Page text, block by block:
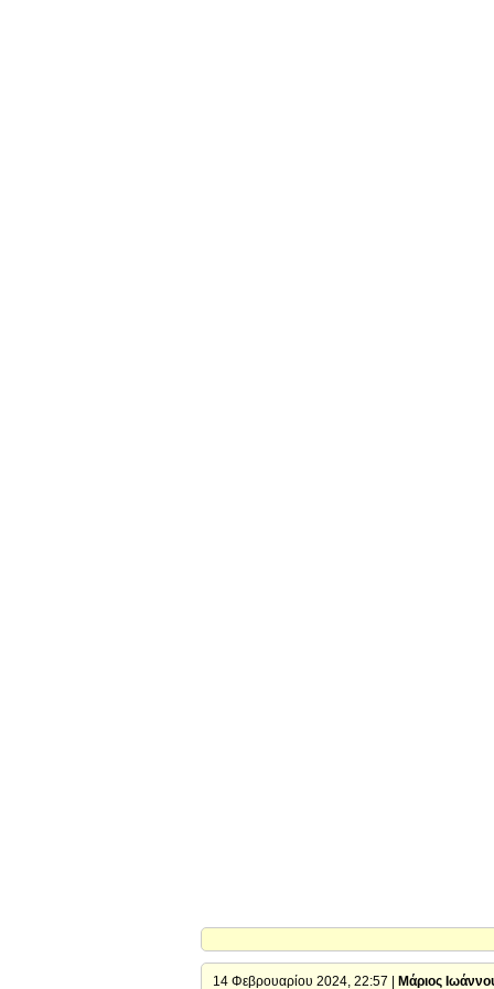
14 Φεβρουαρίου 2024, 22:57 | Μάριος